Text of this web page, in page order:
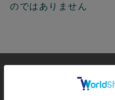
のではありません